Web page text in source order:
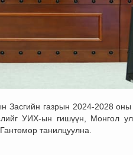
Засгийн газрын 2024-2028
УИХ-ын гишүүн, Монгол
танилцуулна.